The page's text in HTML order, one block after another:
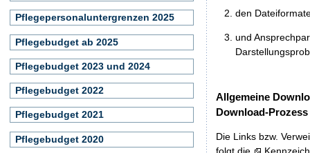
den
und
Allgemeine
Download-Prozess
Die Links bzw.
folgt die
Pflegepersonaluntergrenzen 2025
Pflegebudget ab 2025
Pflegebudget 2023 und 2024
Pflegebudget 2022
Pflegebudget 2021
Pflegebudget 2020